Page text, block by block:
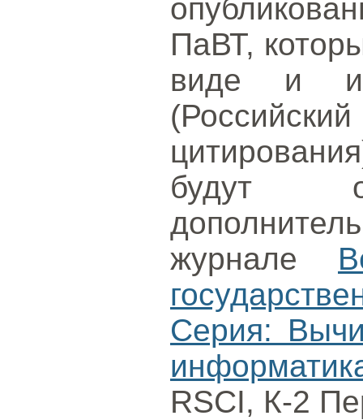
ПаВТ,
виде и
будут
журнале
Серия:
RSCI, К-2